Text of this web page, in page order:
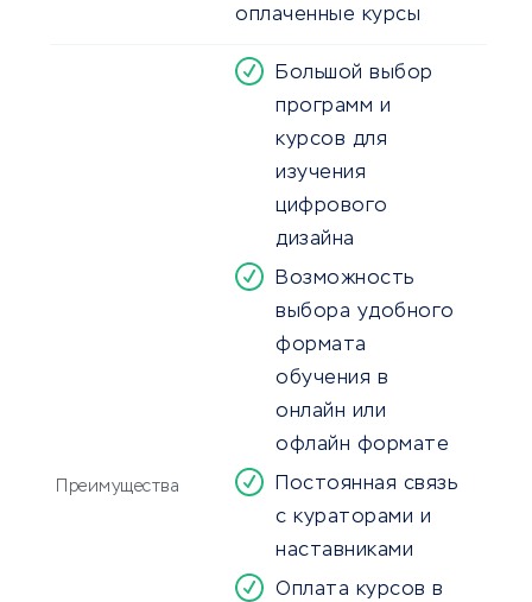
оплаченные курсы
Преимущества
Большой выбор
программ и
курсов для
изучения
цифрового
дизайна
Возможность
выбора удобного
формата
обучения в
онлайн или
офлайн формате
Постоянная связь
с кураторами и
наставниками
Оплата курсов в